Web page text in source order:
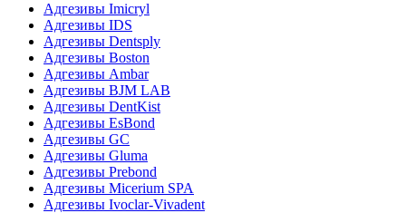
Адгезивы Imicryl
Адгезивы IDS
Адгезивы Dentsply
Адгезивы Boston
Адгезивы Ambar
Адгезивы BJM LAB
Адгезивы DentKist
Адгезивы EsBond
Адгезивы GC
Адгезивы Gluma
Адгезивы Prebond
Адгезивы Micerium SPA
Адгезивы Ivoclar-Vivadent